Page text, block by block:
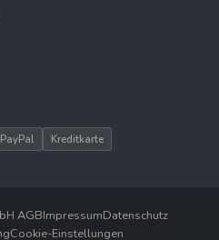
PayPal Kreditkarte
AGBImpressumDatenschutz
Cookie-Einstellungen